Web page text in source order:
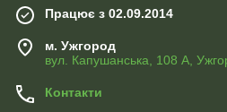
Працює з 02.09.2014
м. Ужгород
вул. Капушанська, 108 А,
Контакти